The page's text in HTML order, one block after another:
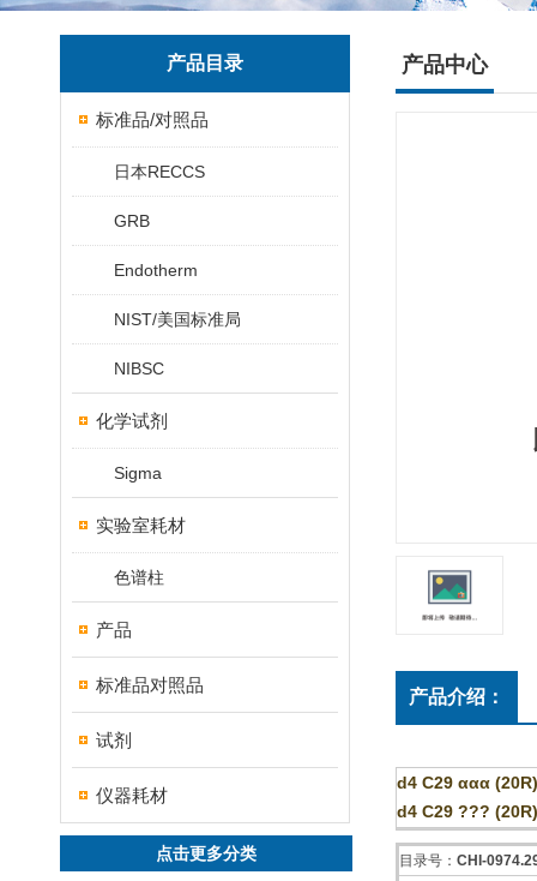
产品目录
标准品/对照品
日本RECCS
GRB
Endotherm
NIST/美国标准局
NIBSC
化学试剂
Sigma
实验室耗材
色谱柱
产品
标准品对照品
试剂
仪器耗材
点击更多分类
产品中心
产品介绍：
d4 C29 ααα
d4 C29 ???
目录号： CHI-